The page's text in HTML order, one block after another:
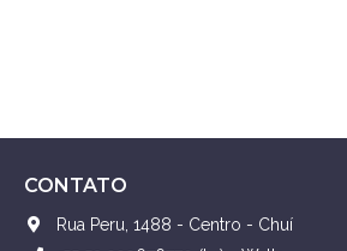
CONTATO
Rua Peru, 1488 - Centro - Chuí